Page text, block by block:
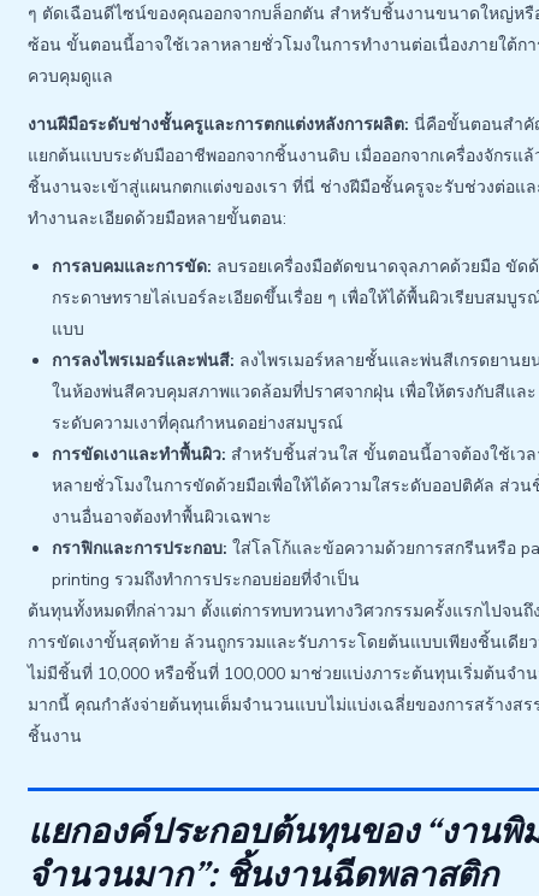
ๆ ตัดเฉือนดีไซน์ของคุณออกจากบล็อกตัน สำหรับชิ้นงานขนาดใหญ่ห
ซ้อน ขั้นตอนนี้อาจใช้เวลาหลายชั่วโมงในการทำงานต่อเนื่องภายใต้ก
ควบคุมดูแล
งานฝีมือระดับช่างชั้นครูและการตกแต่งหลังการผลิต: นี่คือขั้นตอนสำ
แยกต้นแบบระดับมืออาชีพออกจากชิ้นงานดิบ เมื่อออกจากเครื่องจักรแล้
ชิ้นงานจะเข้าสู่แผนกตกแต่งของเรา ที่นี่ ช่างฝีมือชั้นครูจะรับช่วงต่อแ
ทำงานละเอียดด้วยมือหลายขั้นตอน:
การลบคมและการขัด: ลบรอยเครื่องมือตัดขนาดจุลภาคด้วยมือ ขัด
กระดาษทรายไล่เบอร์ละเอียดขึ้นเรื่อย ๆ เพื่อให้ได้พื้นผิวเรียบสมบูร
แบบ
การลงไพรเมอร์และพ่นสี: ลงไพรเมอร์หลายชั้นและพ่นสีเกรดยานย
ในห้องพ่นสีควบคุมสภาพแวดล้อมที่ปราศจากฝุ่น เพื่อให้ตรงกับสีและ
ระดับความเงาที่คุณกำหนดอย่างสมบูรณ์
การขัดเงาและทำพื้นผิว: สำหรับชิ้นส่วนใส ขั้นตอนนี้อาจต้องใช้เว
หลายชั่วโมงในการขัดด้วยมือเพื่อให้ได้ความใสระดับออปติคัล ส่ว
งานอื่นอาจต้องทำพื้นผิวเฉพาะ
กราฟิกและการประกอบ: ใส่โลโก้และข้อความด้วยการสกรีนหรือ
printing รวมถึงทำการประกอบย่อยที่จำเป็น
ต้นทุนทั้งหมดที่กล่าวมา ตั้งแต่การทบทวนทางวิศวกรรมครั้งแรกไปจนถึ
การขัดเงาขั้นสุดท้าย ล้วนถูกรวมและรับภาระโดยต้นแบบเพียงชิ้นเดีย
ไม่มีชิ้นที่ 10,000 หรือชิ้นที่ 100,000 มาช่วยแบ่งภาระต้นทุนเริ่มต้นจำ
มากนี้ คุณกำลังจ่ายต้นทุนเต็มจำนวนแบบไม่แบ่งเฉลี่ยของการสร้างสร
ชิ้นงาน
แยกองค์ประกอบต้นทุนของ “งานพิ
จำนวนมาก”: ชิ้นงานฉีดพลาสติก